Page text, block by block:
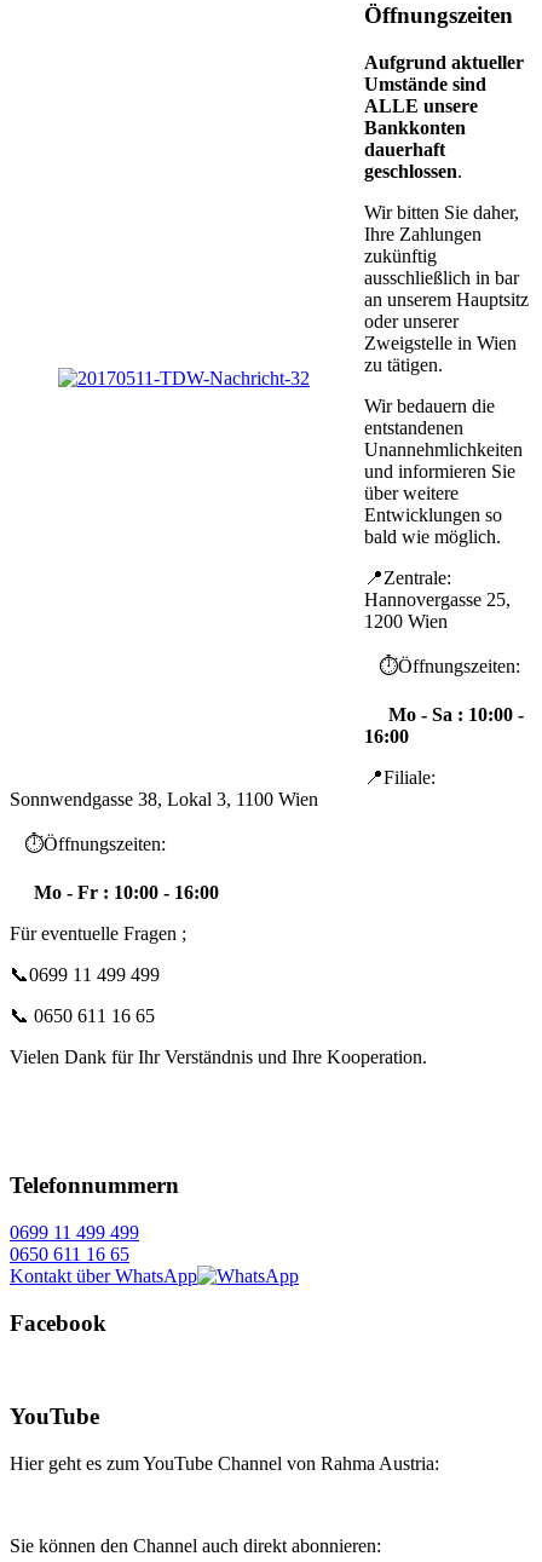
Öffnungszeiten
Aufgrund aktueller
Umstände sind
ALLE unsere
Bankkonten
dauerhaft
geschlossen.
Wir bitten Sie daher,
Ihre Zahlungen
zukünftig
ausschließlich in bar
an unserem Hauptsitz
oder unserer
Zweigstelle in Wien
zu tätigen.
Wir bedauern die
entstandenen
Unannehmlichkeiten
und informieren Sie
über weitere
Entwicklungen so
bald wie möglich.
📍Zentrale:
Hannovergasse 25,
1200 Wien
⏱️Öffnungszeiten:
Mo - Sa : 10:00 -
16:00
📍Filiale:
Sonnwendgasse 38, Lokal 3, 1100 Wien
⏱️Öffnungszeiten:
Mo - Fr : 10:00 - 16:00
Für eventuelle Fragen ;
📞0699 11 499 499
📞 0650 611 16 65
Vielen Dank für Ihr Verständnis und Ihre Kooperation.
Telefonnummern
0699 11 499 499
0650 611 16 65
Kontakt über WhatsApp
Facebook
YouTube
Hier geht es zum YouTube Channel von Rahma Austria:
Sie können den Channel auch direkt abonnieren: